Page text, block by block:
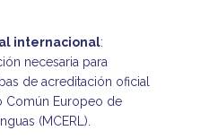
internacional:
necesaria para
de acreditación oficial
Común Europeo de
(MCERL).